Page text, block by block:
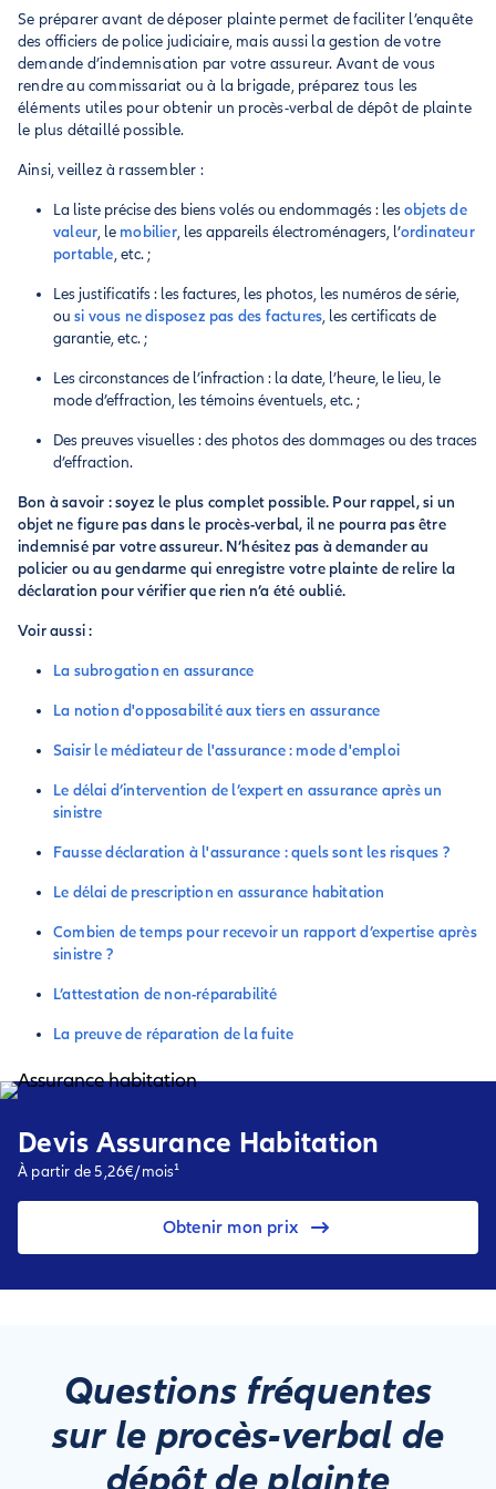
Se préparer avant de déposer plainte permet de faciliter l’enquête
des officiers de police judiciaire, mais aussi la gestion de votre
demande d’indemnisation par votre assureur. Avant de vous
rendre au commissariat ou à la brigade, préparez tous les
éléments utiles pour obtenir un procès-verbal de dépôt de plainte
le plus détaillé possible.
Ainsi, veillez à rassembler :
La liste précise des biens volés ou endommagés : lesobjets de
valeur, le mobilier, les appareils électroménagers, l’ordinateur
portable, etc. ;
Les justificatifs : les factures, les photos, les numéros de série,
ou si vous ne disposez pas des factures, les certificats de
garantie, etc. ;
Les circonstances de l’infraction : la date, l’heure, le lieu, le
mode d’effraction, les témoins éventuels, etc. ;
Des preuves visuelles : des photos des dommages ou des traces
d’effraction.
Bon à savoir : soyez le plus complet possible. Pour rappel, si un
objet ne figure pas dans le procès-verbal, il ne pourra pas être
indemnisé par votre assureur. N’hésitez pas à demander au
policier ou au gendarme qui enregistre votre plainte de relire la
déclaration pour vérifier que rien n’a été oublié.
Voir aussi :
La subrogation en assurance
La notion d'opposabilité aux tiers en assurance
Saisir le médiateur de l'assurance : mode d'emploi
Le délai d’intervention de l’expert en assurance après un
sinistre
Fausse déclaration à l'assurance : quels sont les risques ?
Le délai de prescription en assurance habitation
Combien de temps pour recevoir un rapport d’expertise après
sinistre ?
L’attestation de non-réparabilité
La preuve de réparation de la fuite
Devis Assurance Habitation
À partir de 5,26€/mois¹
Obtenir mon prix
Questions fréquentes
sur le procès-verbal de